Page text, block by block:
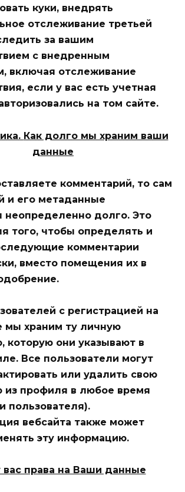
куки, внедрять
отслеживание третьей
за вашим
с внедренным
включая отслеживание
если у вас есть учетная
на том сайте.
Как долго мы храним ваши
данные
комментарий, то сам
и его метаданные
неопределенно долго. Это
того, чтобы определять и
комментарии
вместо помещения их в
с регистрацией на
мы храним ту личную
которую они указывают в
Все пользователи могут
или удалить свою
профиля в любое время
пользователя).
вебсайта также может
эту информацию.
вас права на Ваши данные